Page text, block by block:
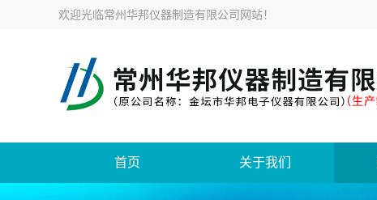
欢迎光临常州华邦仪器制造有限公司网站！
首页 关于我们